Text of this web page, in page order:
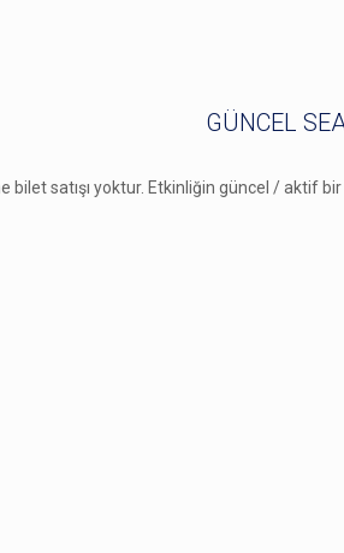
GÜNCEL
bilet satışı yoktur. Etkinliğin güncel / aktif